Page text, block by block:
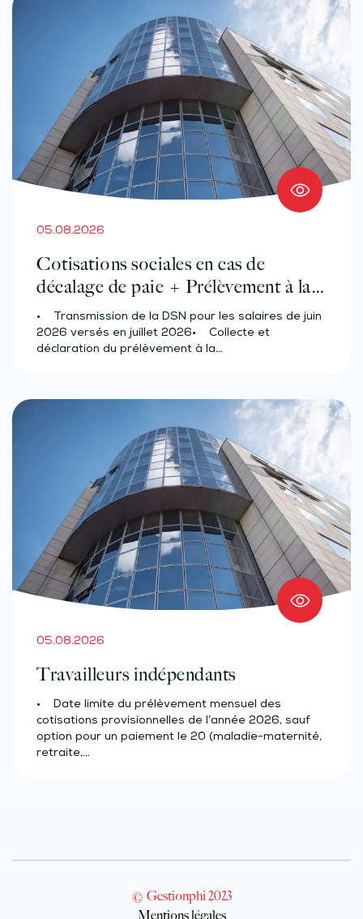
05.08.2026
Cotisations sociales en cas de
décalage de paie + Prélèvement à la
source des salariés et assimilés
(effectif d’au moins 50 salariés)
• Transmission de la DSN pour les salaires de juin
2026 versés en juillet 2026• Collecte et
déclaration du prélèvement à la…
05.08.2026
Travailleurs indépendants
• Date limite du prélèvement mensuel des
cotisations provisionnelles de l’année 2026, sauf
option pour un paiement le 20 (maladie-maternité,
retraite,…
© Gestionphi 2023
Mentions légales